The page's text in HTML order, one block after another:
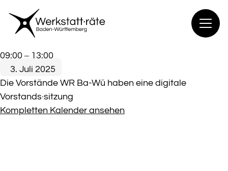
Inhalt
springen
Vorstands·sitzung
WR
Ba-
Wü
09:00 – 13:00
3. Juli 2025
Die Vorstände WR Ba-Wü haben eine digitale
Vorstands·​sitzung
Kompletten Kalender ansehen